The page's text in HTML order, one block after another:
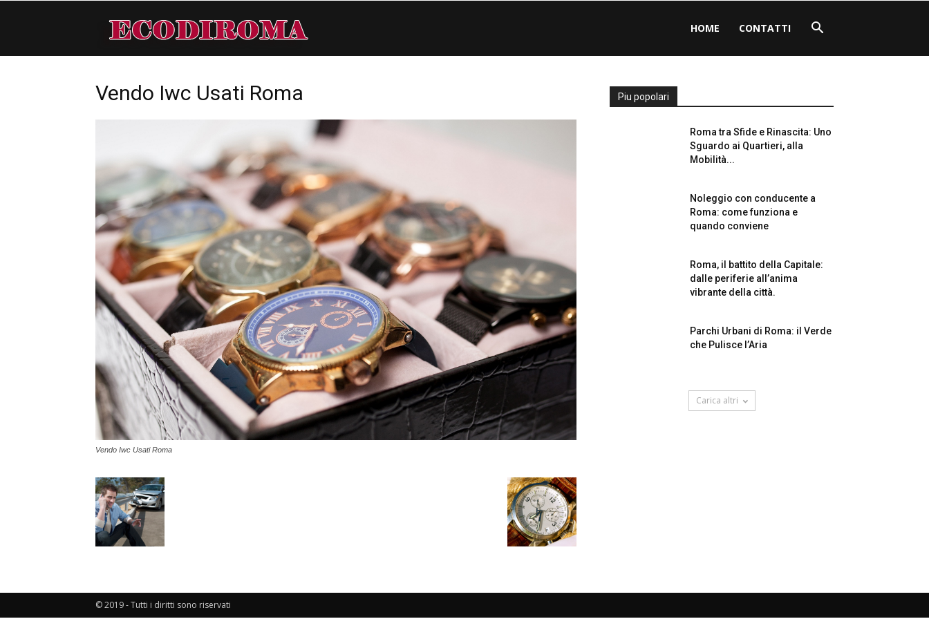
Roma
HOME CONTATTI
Vendo Iwc Usati Roma
Vendo Iwc Usati Roma
Piu popolari
Roma tra Sfide e Rinascita: Uno
Sguardo ai Quartieri, alla
Mobilità...
Noleggio con conducente a
Roma: come funziona e
quando conviene
Roma, il battito della Capitale:
dalle periferie all’anima
vibrante della città.
Parchi Urbani di Roma: il Verde
che Pulisce l’Aria
Carica altri
© 2019 - Tutti i diritti sono riservati